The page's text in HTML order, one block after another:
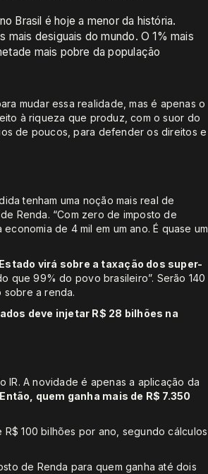
Brasil é hoje a menor da história.
mais desiguais do mundo. O 1% mais
mais pobre da população
mudar essa realidade, mas é apenas o
à riqueza que produz, com o suor do
de poucos, para defender os direitos e
tenham uma noção mais real de
Renda. “Com zero de imposto de
de 4 mil em um ano. É quase um
virá sobre a taxação dos super-
que 99% do povo brasileiro”. Serão 140
sobre a renda.
deve injetar R$ 28 bilhões na
IR. A novidade é apenas a aplicação da
Então, quem ganha mais de R$ 7.350
100 bilhões por ano, segundo cálculos
de Renda para quem ganha até dois